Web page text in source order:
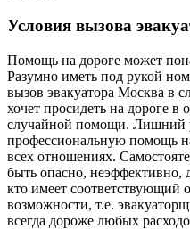
Условия вызова
Помощь на дороге может
Разумно иметь под рукой
вызов эвакуатора Москва в
хочет просидеть на дороге в
случайной помощи. Лишний
профессиональную помощь
всех отношениях.
быть опасно, неэффективно,
кто имеет соответствующий
возможности, т.е.
всегда дороже любых